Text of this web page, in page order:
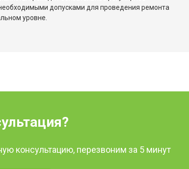
допусками для проведения ремонта
уровне.
консультацию, перезвоним за 5 минут